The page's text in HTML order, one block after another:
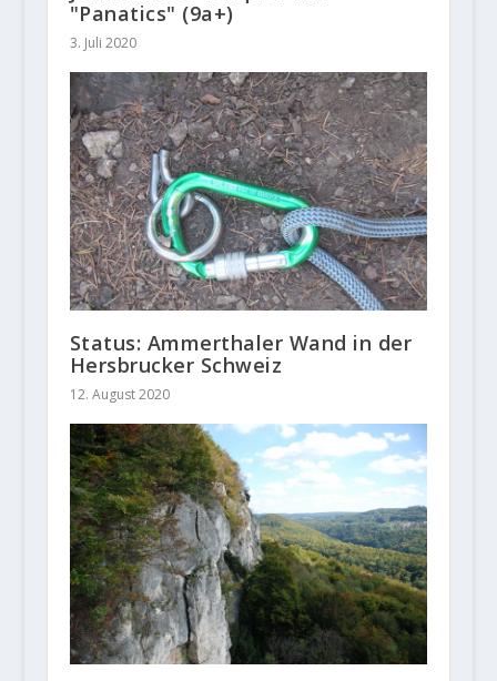
"Panatics" (9a+)
3. Juli 2020
Status: Ammerthaler Wand in der
Hersbrucker Schweiz
12. August 2020